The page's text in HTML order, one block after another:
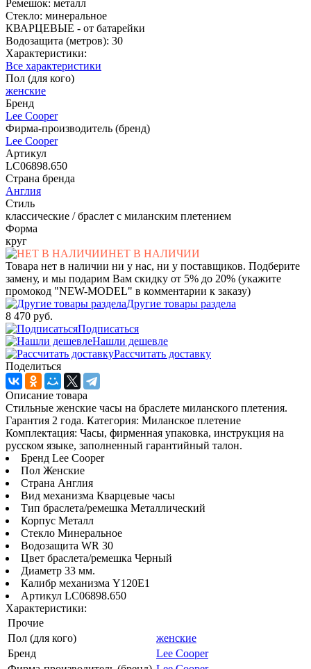
Ремешок: металл
Стекло: минеральное
КВАРЦЕВЫЕ - от батарейки
Водозащита (метров): 30
Характеристики:
Все характеристики
Пол (для кого)
женские
Бренд
Lee Cooper
Фирма-производитель (бренд)
Lee Cooper
Артикул
LC06898.650
Страна бренда
Англия
Стиль
классические / браслет с миланским плетением
Форма
круг
НЕТ В НАЛИЧИИ
Товара нет в наличии ни у нас, ни у поставщиков. Подберите
замену, и мы подарим Вам скидку от 5% до 20% (укажите
промокод "NEW-MODEL" в комментарии к заказу)
Другие товары раздела
8 470 руб.
Подписаться
Нашли дешевле
Рассчитать доставку
Поделиться
Описание товара
Стильные женские часы на браслете миланского плетения.
Гарантия 2 года. Категория: Миланское плетение
Комплектация: Часы, фирменная упаковка, инструкция на
русском языке, заполненный гарантийный талон.
Бренд Lee Cooper
Пол Женские
Страна Англия
Вид механизма Кварцевые часы
Тип браслета/ремешка Металлический
Корпус Металл
Стекло Минеральное
Водозащита WR 30
Цвет браслета/ремешка Черный
Диаметр 33 мм.
Калибр механизма Y120E1
Артикул LC06898.650
Характеристики:
Прочие
Пол (для кого)
женские
Бренд
Lee Cooper